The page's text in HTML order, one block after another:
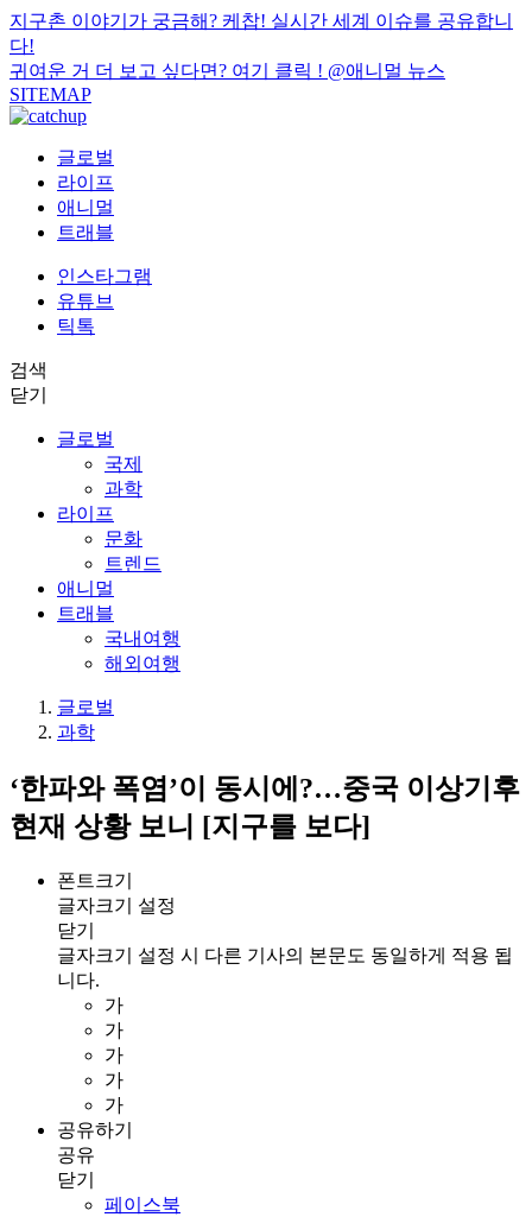
지구촌 이야기가 궁금해? 케찹! 실시간 세계 이슈를 공유합니
다!
귀여운 거 더 보고 싶다면? 여기 클릭 ! @애니멀 뉴스
SITEMAP
글로벌
라이프
애니멀
트래블
인스타그램
유튜브
틱톡
검색
닫기
글로벌
국제
과학
라이프
문화
트렌드
애니멀
트래블
국내여행
해외여행
글로벌
과학
‘한파와 폭염’이 동시에?…중국 이상기후
현재 상황 보니 [지구를 보다]
폰트크기
글자크기 설정
닫기
글자크기 설정 시 다른 기사의 본문도 동일하게 적용 됩
니다.
가
가
가
가
가
공유하기
공유
닫기
페이스북